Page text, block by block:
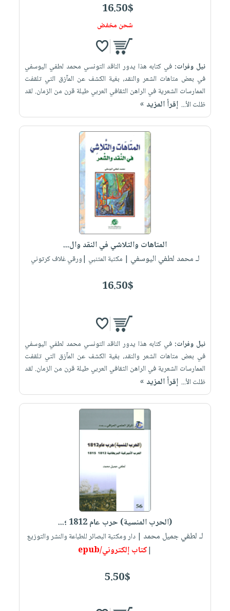
16.50$
شحن مخفض
نيل وفرات: في كتابه هذا يدور الناقد التونسي محمد لطفي اليوسفي
في بعض متاهات الشعر والنقد، بغية الكشف عن المآزق التي تلقفت
الممارسات الشعرية في الراهن الثقافي العربي طيلة قرن من الزمان. لقد
ظلت الأ... إقرأ المزيد »
المتاهات والتلاشي في النقد وال...
لـ محمد لطفي اليوسفي | مكتبة المتنبي |ورقي غلاف كرتوني
16.50$
نيل وفرات: في كتابه هذا يدور الناقد التونسي محمد لطفي اليوسفي
في بعض متاهات الشعر والنقد، بغية الكشف عن المآزق التي تلقفت
الممارسات الشعرية في الراهن الثقافي العربي طيلة قرن من الزمان. لقد
ظلت الأ... إقرأ المزيد »
(الحرب المنسية) حرب عام 1812 ؛...
لـ لطفي جميل محمد | دار ومكتبة البصائر للطباعة والنشر والتوزيع
|كتاب إلكتروني/epub
5.50$